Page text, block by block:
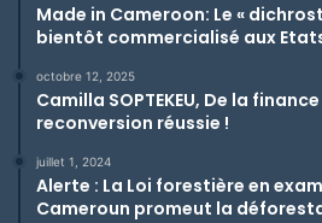
Made in Cameroon: Le «
bientôt commercialisé aux
octobre 12, 2025
Camilla SOPTEKEU, De la
reconversion réussie !
juillet 1, 2024
Alerte : La Loi forestière en
Cameroun promeut la